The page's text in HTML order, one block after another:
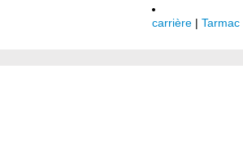
carrière | Tarmac